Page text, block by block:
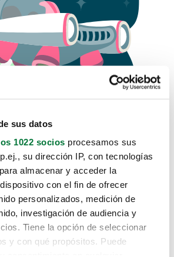
sus datos
1022 socios procesamos sus
su dirección IP, con tecnologías
almacenar y acceder la
con el fin de ofrecer
personalizados, medición de
investigación de audiencia y
Tiene la opción de seleccionar
y con qué propósitos. Puede
no sabemos como
hasta aquí.
el coche que estás
de estos enlaces: